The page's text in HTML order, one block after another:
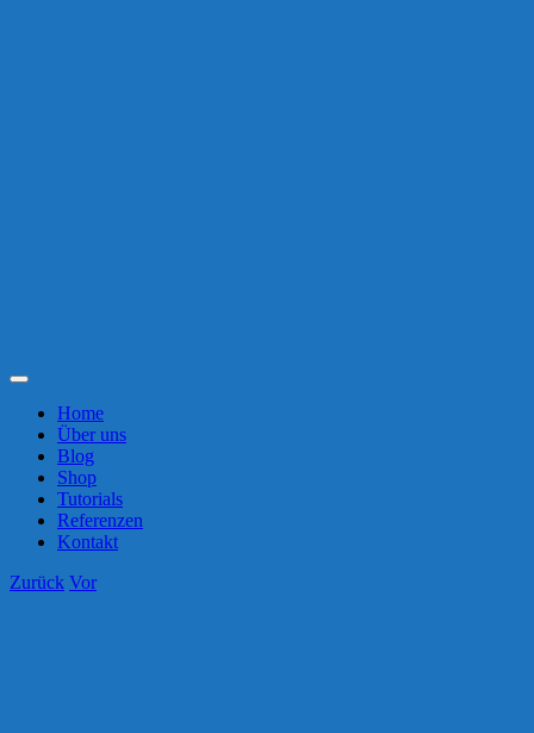
Toggle
NavigationHome
Über uns
Blog
Shop
Tutorials
Referenzen
Kontakt
Zurück Vor